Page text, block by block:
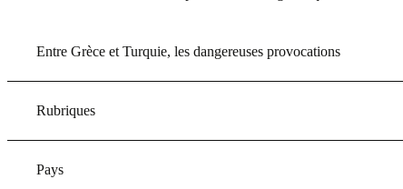
Entre Grèce et Turquie, les dangereuses provocations
Rubriques
Pays